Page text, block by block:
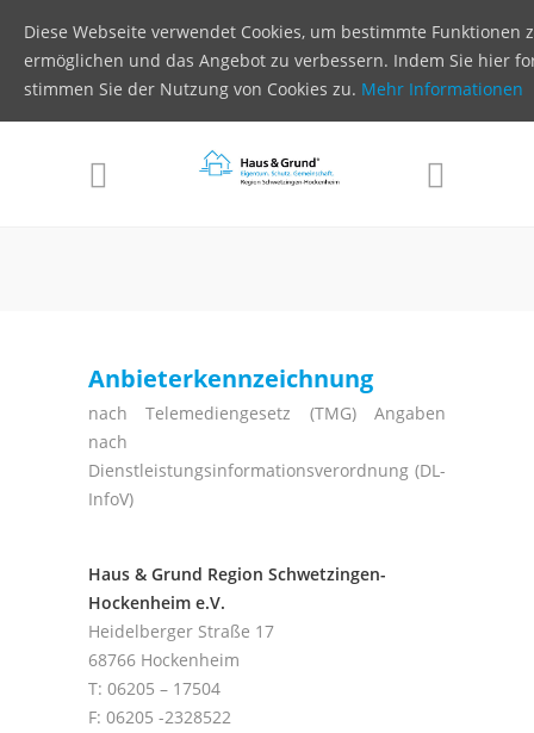
Anbieterkennzeichnung
nach Telemediengesetz (TMG) Angaben
nach
Dienstleistungsinformationsverordnung (DL-
InfoV)
Haus & Grund Region Schwetzingen-
Hockenheim e.V.
Heidelberger Straße 17
68766 Hockenheim
T: 06205 – 17504
F: 06205 -2328522
Diese Webseite verwendet Cookies, um bestimmte Funktionen
ermöglichen und das Angebot zu verbessern. Indem Sie hier
stimmen Sie der Nutzung von Cookies zu. Mehr Informationen